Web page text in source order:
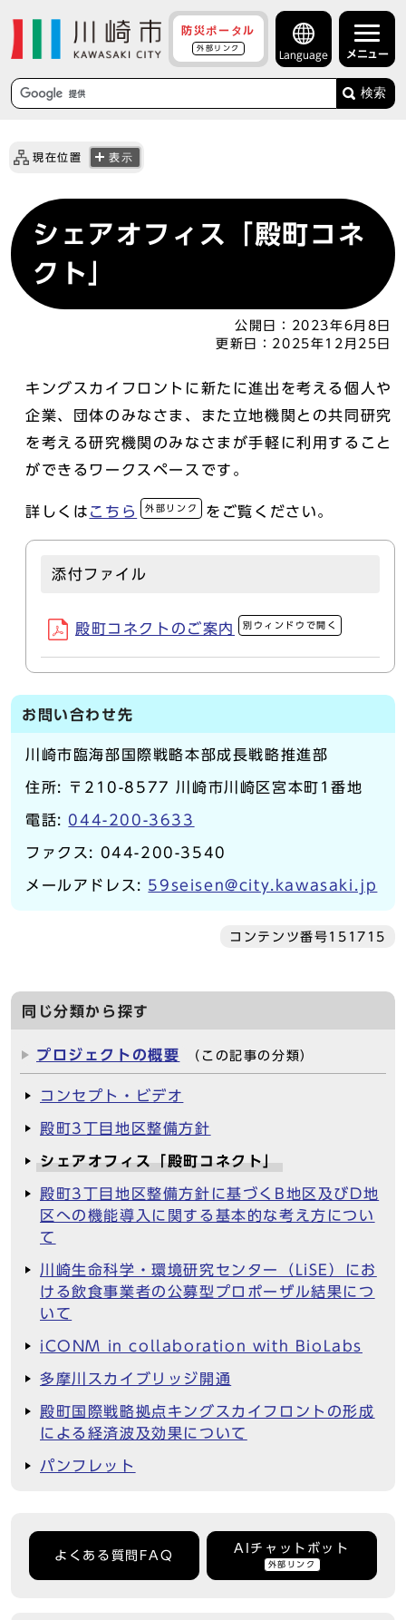
防災ポータル
外部リンク
Language メニュー
検索
現在位置 表示
シェアオフィス「殿町コネ
クト」
公開日：
2023年6月8日
更新日： 2025年12月25日
キングスカイフロントに新たに進出を考える個人や
企業、団体のみなさま、また立地機関との共同研究
を考える研究機関のみなさまが手軽に利用すること
ができるワークスペースです。
詳しくは こちら 外部リンク をご覧ください。
添付ファイル
殿町コネクトのご案内 別ウィンドウで開く
お問い合わせ先
川崎市臨海部国際戦略本部成長戦略推進部
住所: 〒210-8577 川崎市川崎区宮本町1番地
電話: 044-200-3633
ファクス: 044-200-3540
メールアドレス: 59seisen@city.kawasaki.jp
コンテンツ番号151715
同じ分類から探す
プロジェクトの概要 （この記事の分類）
コンセプト・ビデオ
殿町3丁目地区整備方針
シェアオフィス「殿町コネクト」
殿町3丁目地区整備方針に基づくB地区及びD地
区への機能導入に関する基本的な考え方につい
て
川崎生命科学・環境研究センター（LiSE）にお
ける飲食事業者の公募型プロポーザル結果につ
いて
iCONM in collaboration with BioLabs
多摩川スカイブリッジ開通
殿町国際戦略拠点キングスカイフロントの形成
による経済波及効果について
パンフレット
よくある質問FAQ
AIチャットボット
外部リンク